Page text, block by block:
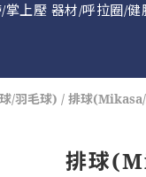
上壓 器材/呼拉圈/健
/羽毛球) / 排球
排球